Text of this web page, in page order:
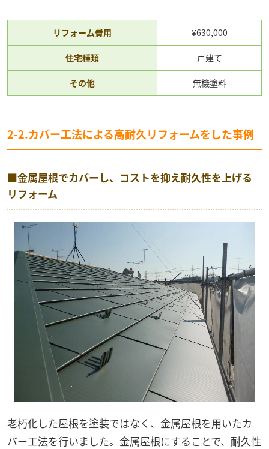
リフォーム費用 ¥630,000
住宅種類 戸建て
その他 無機塗料
2-2.カバー工法による高耐久リフォームをした事例
■金属屋根でカバーし、コストを抑え耐久性を上げる
リフォーム
老朽化した屋根を塗装ではなく、金属屋根を用いたカ
バー工法を行いました。金属屋根にすることで、耐久性